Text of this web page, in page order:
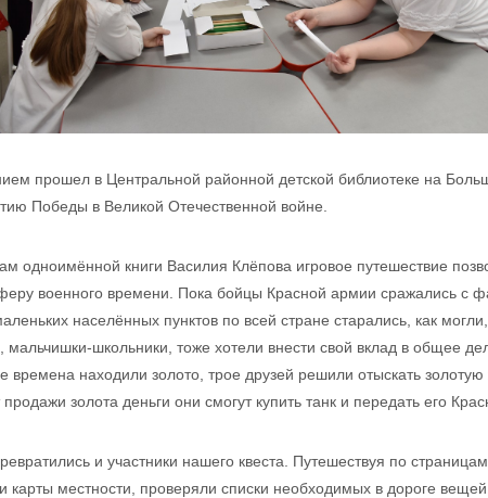
прошел в Центральной районной детской библиотеке на
Победы в Великой Отечественной войне.
одноимённой книги Василия Клёпова игровое путешествие
военного времени. Пока бойцы Красной армии сражались с
населённых пунктов по всей стране старались, как
мальчишки-школьники, тоже хотели внести свой вклад в общее
времена находили золото, трое друзей решили отыскать
золота деньги они смогут купить танк и передать его
и участники нашего квеста. Путешествуя по
карты местности, проверяли списки необходимых в дороге